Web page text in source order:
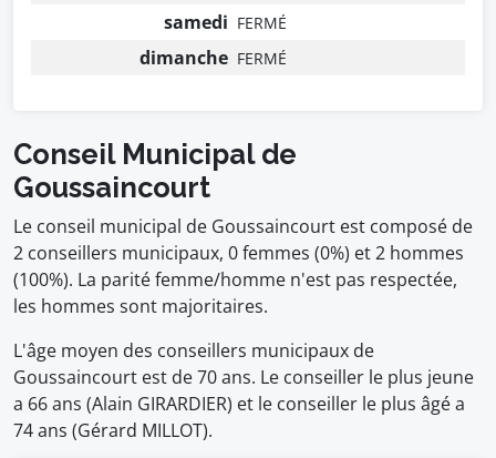
samedi FERMÉ
dimanche FERMÉ
Conseil Municipal de
Goussaincourt
Le conseil municipal de Goussaincourt est composé de
2 conseillers municipaux, 0 femmes (0%) et 2 hommes
(100%). La parité femme/homme n'est pas respectée,
les hommes sont majoritaires.
L'âge moyen des conseillers municipaux de
Goussaincourt est de 70 ans. Le conseiller le plus jeune
a 66 ans (Alain GIRARDIER) et le conseiller le plus âgé a
74 ans (Gérard MILLOT).